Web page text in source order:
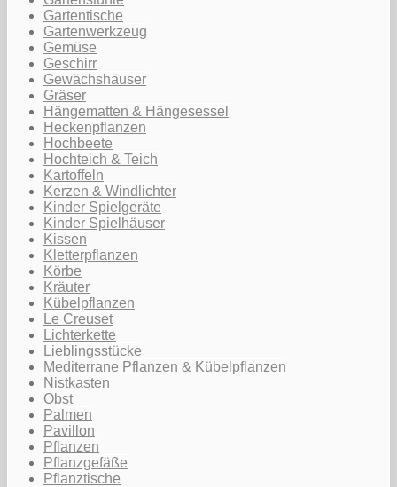
Gartentische
Gartenwerkzeug
Gemüse
Geschirr
Gewächshäuser
Gräser
Hängematten & Hängesessel
Heckenpflanzen
Hochbeete
Hochteich & Teich
Kartoffeln
Kerzen & Windlichter
Kinder Spielgeräte
Kinder Spielhäuser
Kissen
Kletterpflanzen
Körbe
Kräuter
Kübelpflanzen
Le Creuset
Lichterkette
Lieblingsstücke
Mediterrane Pflanzen & Kübelpflanzen
Nistkasten
Obst
Palmen
Pavillon
Pflanzen
Pflanzgefäße
Pflanztische